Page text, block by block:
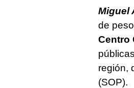
Miguel
de
Centro
región,
(SOP).